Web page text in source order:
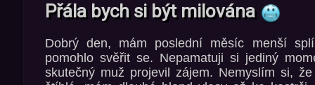
Přála bych si být milována
Dobrý den, mám poslední měsíc menší
pomohlo svěřit se. Nepamatuji si jediný
skutečný muž projevil zájem. Nemyslím si,